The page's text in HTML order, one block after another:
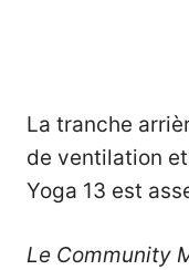
La tranche
de ventilation
Yoga 13 est
Le Community